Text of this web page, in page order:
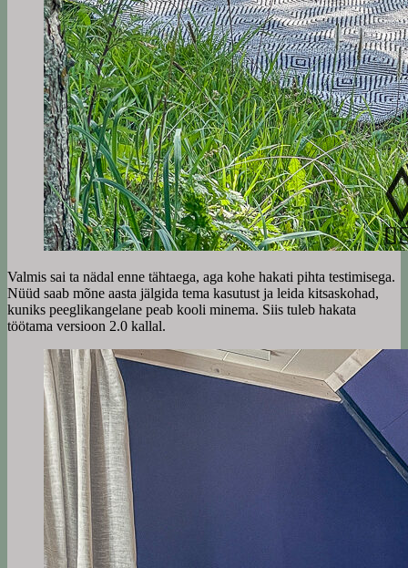
Valmis sai ta nädal enne tähtaega, aga kohe hakati pihta testimisega.
Nüüd saab mõne aasta jälgida tema kasutust ja leida kitsaskohad,
kuniks peeglikangelane peab kooli minema. Siis tuleb hakata
töötama versioon 2.0 kallal.